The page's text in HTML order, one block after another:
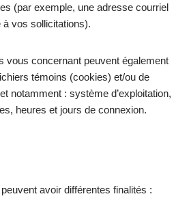
(par exemple, une adresse courriel
à vos sollicitations).
vous concernant peuvent également
témoins (cookies) et/ou de
notamment : système d’exploitation,
heures et jours de connexion.
avoir différentes finalités :